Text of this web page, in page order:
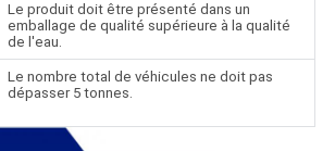
Le produit doit être présenté dans un
emballage de qualité supérieure à la qualité
de l'eau.
Le nombre total de véhicules ne doit pas
dépasser 5 tonnes.